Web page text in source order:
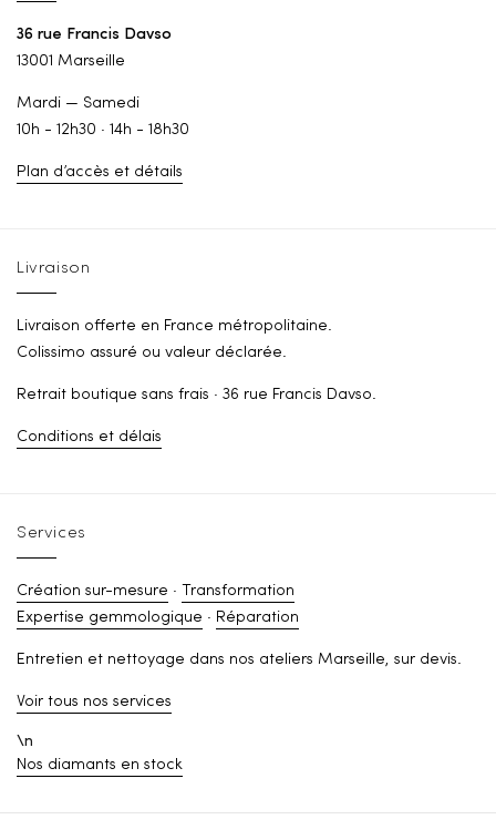
36 rue Francis Davso
13001 Marseille
Mardi — Samedi
10h - 12h30 · 14h - 18h30
Plan d’accès et détails
Livraison
Livraison offerte en France métropolitaine.
Colissimo assuré ou valeur déclarée.
Retrait boutique sans frais · 36 rue Francis Davso.
Conditions et délais
Services
Création sur-mesure · Transformation
Expertise gemmologique · Réparation
Entretien et nettoyage dans nos ateliers Marseille, sur devis.
Voir tous nos services
\n
Nos diamants en stock